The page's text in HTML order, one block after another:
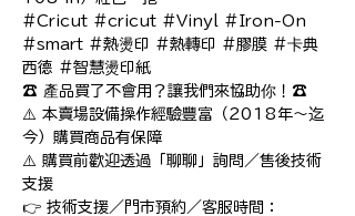
#Cricut #cricut #Vinyl #Iron-On
#smart #熱燙印 #熱轉印 #膠膜 #卡典
西德 #智慧燙印紙
☎️ 產品買了不會用？讓我們來協助你！☎️
⚠️ 本賣場設備操作經驗豐富（2018年～迄
今）購買商品有保障
⚠️ 購買前歡迎透過「聊聊」詢問／售後技術
支援
👉 技術支援／門市預約／客服時間：